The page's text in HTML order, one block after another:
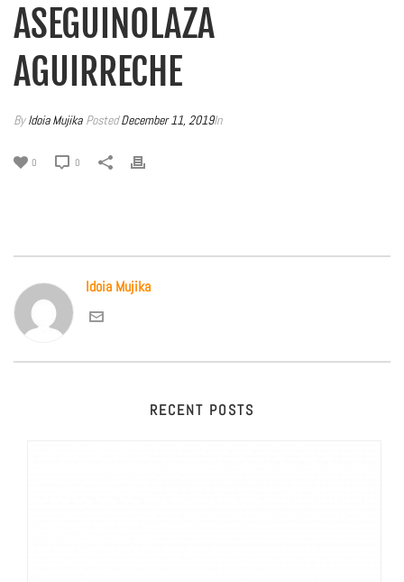
ASEGUINOLAZA
AGUIRRECHE
ByIdoia Mujika PostedDecember 11, 2019In
0 0
Idoia Mujika
RECENT POSTS